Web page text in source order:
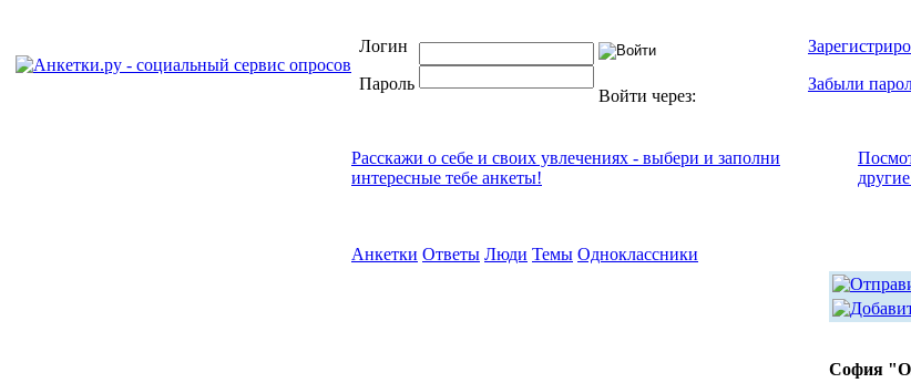
Логин
Пароль
Войти через:
Забыли
Расскажи о себе и своих увлечениях - выбери и заполни
интересные тебе анкеты!
Анкетки Ответы Люди Темы Одноклассники
София